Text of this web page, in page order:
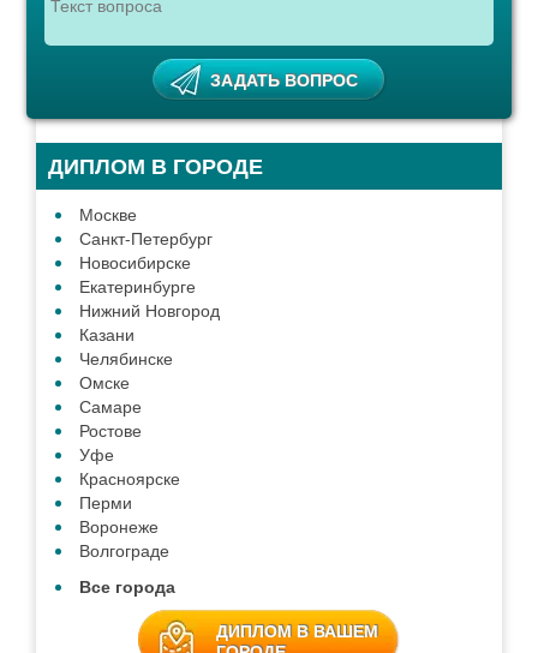
ДИПЛОМ В ГОРОДЕ
Москве
Санкт-Петербург
Новосибирске
Екатеринбурге
Нижний Новгород
Казани
Челябинске
Омске
Самаре
Ростове
Уфе
Красноярске
Перми
Воронеже
Волгограде
Все города
ДИПЛОМ В ВАШЕМ